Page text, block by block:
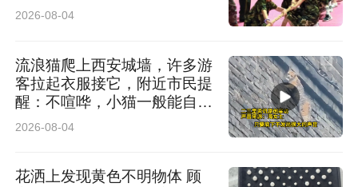
2026-08-04
流浪猫爬上西安城墙，许多游
客拉起衣服接它，附近市民提
醒：不喧哗，小猫一般能自行
脱困
2026-08-04
花洒上发现黄色不明物体 顾